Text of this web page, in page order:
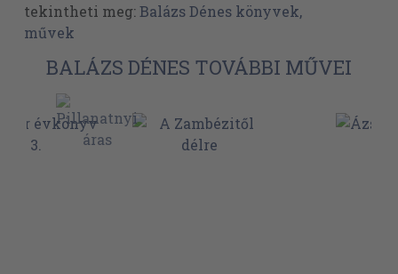
tekintheti meg:Balázs Dénes könyvek,
művek
BALÁZS DÉNES TOVÁBBI MŰVEI